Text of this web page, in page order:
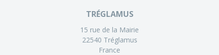
TRÉGLAMUS
15 rue de la Mairie
22540 Tréglamus
France